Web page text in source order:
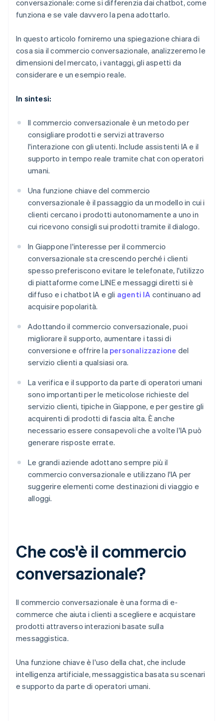
conversazionale: come si differenzia dai chatbot, come
funziona e se vale davvero la pena adottarlo.
In questo articolo forniremo una spiegazione chiara di
cosa sia il commercio conversazionale, analizzeremo le
dimensioni del mercato, i vantaggi, gli aspetti da
considerare e un esempio reale.
In sintesi:
Il commercio conversazionale è un metodo per
consigliare prodotti e servizi attraverso
l'interazione con gli utenti. Include assistenti IA e il
supporto in tempo reale tramite chat con operatori
umani.
Una funzione chiave del commercio
conversazionale è il passaggio da un modello in cui i
clienti cercano i prodotti autonomamente a uno in
cui ricevono consigli sui prodotti tramite il dialogo.
In Giappone l'interesse per il commercio
conversazionale sta crescendo perché i clienti
spesso preferiscono evitare le telefonate, l'utilizzo
di piattaforme come LINE e messaggi diretti si è
diffuso e i chatbot IA e gli agenti IA continuano ad
acquisire popolarità.
Adottando il commercio conversazionale, puoi
migliorare il supporto, aumentare i tassi di
conversione e offrire la personalizzazione del
servizio clienti a qualsiasi ora.
La verifica e il supporto da parte di operatori umani
sono importanti per le meticolose richieste del
servizio clienti, tipiche in Giappone, e per gestire gli
acquirenti di prodotti di fascia alta. È anche
necessario essere consapevoli che a volte l'IA può
generare risposte errate.
Le grandi aziende adottano sempre più il
commercio conversazionale e utilizzano l'IA per
suggerire elementi come destinazioni di viaggio e
alloggi.
Che cos'è il commercio
conversazionale?
Il commercio conversazionale è una forma di e-
commerce che aiuta i clienti a scegliere e acquistare
prodotti attraverso interazioni basate sulla
messaggistica.
Una funzione chiave è l'uso della chat, che include
intelligenza artificiale, messaggistica basata su scenari
e supporto da parte di operatori umani.